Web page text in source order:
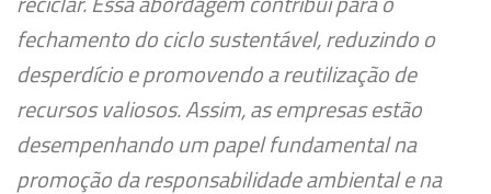
fechamento do ciclo sustentável, reduzindo o
desperdício e promovendo a reutilização de
recursos valiosos. Assim, as empresas estão
desempenhando um papel fundamental na
promoção da responsabilidade ambiental e na